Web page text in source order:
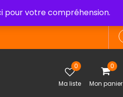
pour votre compréhension.
0
Ma liste
0
Mon panier